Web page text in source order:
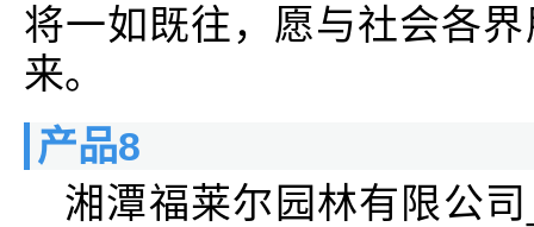
将一如既往，愿与社会各
来。
产品8
湘潭福莱尔园林有限公